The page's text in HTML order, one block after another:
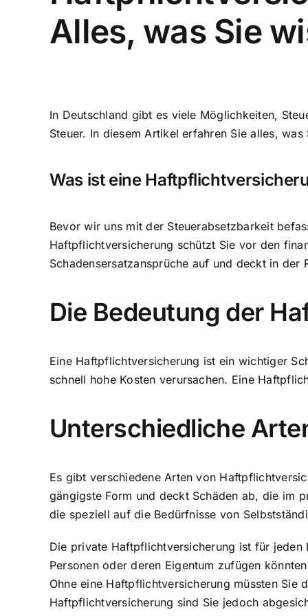
Alles, was Sie
In Deutschland gibt es viele Möglichkeiten,
Steuer. In diesem Artikel erfahren Sie alles, was
Was ist eine
Bevor wir uns mit der Steuerabsetzbarkeit
Haftpflichtversicherung schützt Sie vor den
Schadensersatzansprüche auf und deckt in
Die Bedeutung der
Eine Haftpflichtversicherung ist ein wichtiger
schnell hohe Kosten verursachen. Eine
Unterschiedliche
Es gibt verschiedene Arten von
gängigste Form und deckt Schäden ab, die im
die speziell auf die Bedürfnisse von
Die private Haftpflichtversicherung ist für jeden
Personen oder deren Eigentum zufügen
Ohne eine Haftpflichtversicherung müssten Sie
Haftpflichtversicherung sind Sie jedoch